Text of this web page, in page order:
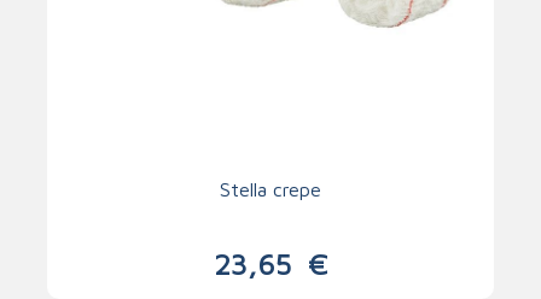
Stella crepe
23,65 €